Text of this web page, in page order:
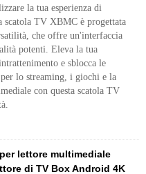
la tua esperienza di
scatola TV XBMC è progettata
che offre un'interfaccia
potenti. Eleva la tua
e sblocca le
lo streaming, i giochi e la
con questa scatola TV
lettore multimediale
di TV Box Android 4K